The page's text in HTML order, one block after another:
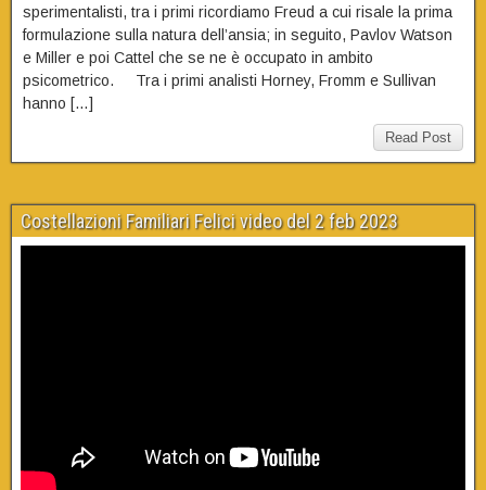
sperimentalisti, tra i primi ricordiamo Freud a cui risale la prima
formulazione sulla natura dell’ansia; in seguito, Pavlov Watson
e Miller e poi Cattel che se ne è occupato in ambito
psicometrico. Tra i primi analisti Horney, Fromm e Sullivan
hanno […]
Read Post
Costellazioni Familiari Felici video del 2 feb 2023